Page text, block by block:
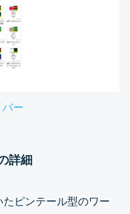
ー
詳細
ピンテール型のワー